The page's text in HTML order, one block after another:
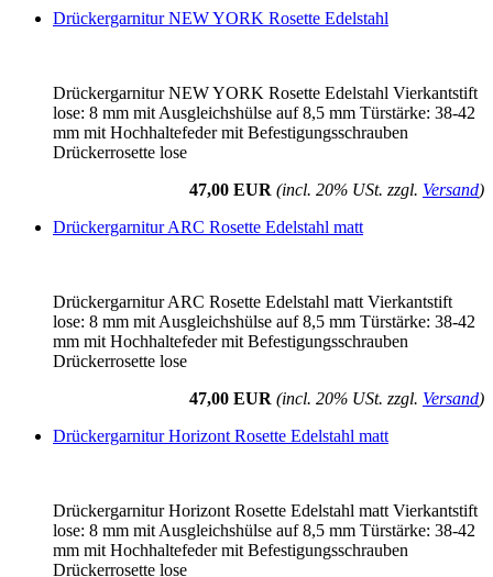
Drückergarnitur NEW YORK Rosette Edelstahl
Drückergarnitur NEW YORK Rosette Edelstahl Vierkantstift
lose: 8 mm mit Ausgleichshülse auf 8,5 mm Türstärke: 38-42
mm mit Hochhaltefeder mit Befestigungsschrauben
Drückerrosette lose
47,00 EUR (incl. 20% USt. zzgl. Versand)
Drückergarnitur ARC Rosette Edelstahl matt
Drückergarnitur ARC Rosette Edelstahl matt Vierkantstift
lose: 8 mm mit Ausgleichshülse auf 8,5 mm Türstärke: 38-42
mm mit Hochhaltefeder mit Befestigungsschrauben
Drückerrosette lose
47,00 EUR (incl. 20% USt. zzgl. Versand)
Drückergarnitur Horizont Rosette Edelstahl matt
Drückergarnitur Horizont Rosette Edelstahl matt Vierkantstift
lose: 8 mm mit Ausgleichshülse auf 8,5 mm Türstärke: 38-42
mm mit Hochhaltefeder mit Befestigungsschrauben
Drückerrosette lose